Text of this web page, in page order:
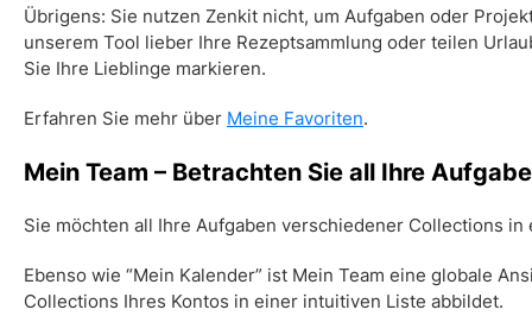
Übrigens: Sie nutzen Zenkit nicht, um Aufgaben oder
unserem Tool lieber Ihre Rezeptsammlung oder teilen
Sie Ihre Lieblinge markieren.
Erfahren Sie mehr über Meine Favoriten.
Mein Team – Betrachten Sie all Ihre
Sie möchten all Ihre Aufgaben verschiedener Collections
Ebenso wie “Mein Kalender” ist Mein Team eine globale
Collections Ihres Kontos in einer intuitiven Liste abbildet.